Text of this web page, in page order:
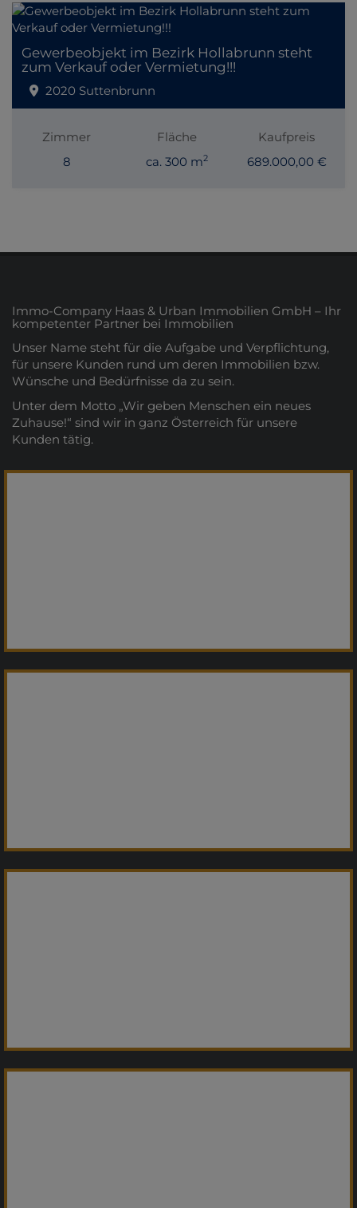
Gewerbeobjekt im Bezirk Hollabrunn steht
zum Verkauf oder Vermietung!!!
2020 Suttenbrunn
Zimmer
8
Fläche
ca. 300 m2
Kaufpreis
689.000,00 €
Immo-Company Haas & Urban Immobilien GmbH – Ihr
kompetenter Partner bei Immobilien
Unser Name steht für die Aufgabe und Verpflichtung,
für unsere Kunden rund um deren Immobilien bzw.
Wünsche und Bedürfnisse da zu sein.
Unter dem Motto „Wir geben Menschen ein neues
Zuhause!“ sind wir in ganz Österreich für unsere
Kunden tätig.